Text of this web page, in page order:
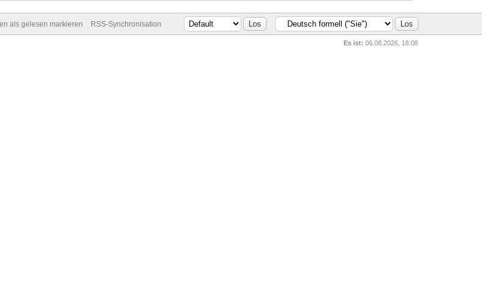
als gelesen markieren RSS-Synchronisation
Es ist: 06.08.2026, 18:08